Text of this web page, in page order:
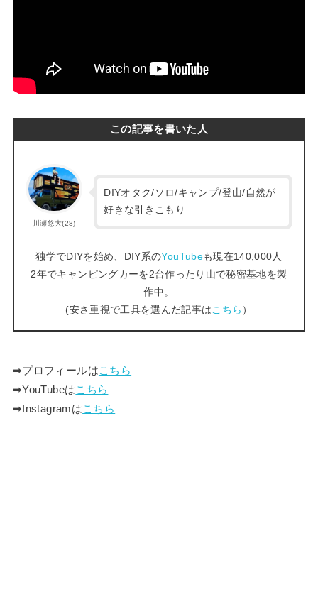
この記事を書いた人
川瀬悠大(28)
DIYオタク/ソロ/キャンプ/登山/自然が
好きな引きこもり
独学でDIYを始め、DIY系のYouTubeも現在140,000人
2年でキャンピングカーを2台作ったり山で秘密基地を製
作中。
(安さ重視で工具を選んだ記事はこちら ）
➡︎プロフィールはこちら
➡︎YouTubeはこちら
➡︎Instagramはこちら